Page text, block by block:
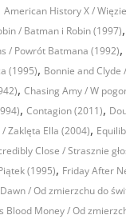
American History X /
/ Batman i Robin (1997),
/ Powrót Batmana (1992),
(1995), Bonnie and Clyde
,Chasing Amy / W
,Contagion (2011),
Zaklęta Ella (2004),
Close / Strasznie
(1995), Friday After
/ Od zmierzchu do
Blood Money / Od